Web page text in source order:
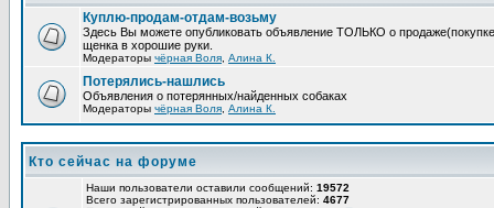
Куплю-продам-отдам-возьму
Здесь Вы можете опубликовать объявление ТОЛЬКО о
щенка в хорошие руки.
Модераторы чёрная Воля Алина К.
Потерялись-нашлись
Объявления о потерянных/найденных собаках
Модераторы чёрная Воля Алина К.
Кто сейчас на форуме
Наши пользователи оставили сообщений: 19572
Всего зарегистрированных пользователей: 4677